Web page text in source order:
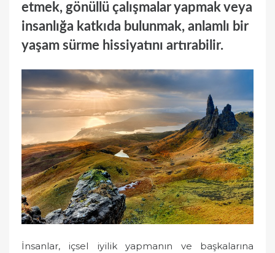
etmek, gönüllü çalışmalar yapmak veya
insanlığa katkıda bulunmak, anlamlı bir
yaşam sürme hissiyatını artırabilir.
İnsanlar, içsel iyilik yapmanın ve başkalarına